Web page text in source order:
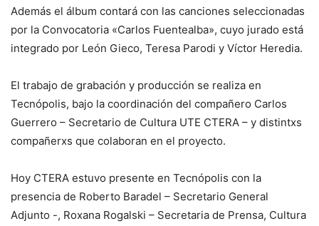
Además el álbum contará con las canciones seleccionadas
por la Convocatoria «Carlos Fuentealba», cuyo jurado está
integrado por León Gieco, Teresa Parodi y Víctor Heredia.
El trabajo de grabación y producción se realiza en
Tecnópolis, bajo la coordinación del compañero Carlos
Guerrero – Secretario de Cultura UTE CTERA – y distintxs
compañerxs que colaboran en el proyecto.
Hoy CTERA estuvo presente en Tecnópolis con la
presencia de Roberto Baradel – Secretario General
Adjunto -, Roxana Rogalski – Secretaria de Prensa, Cultura